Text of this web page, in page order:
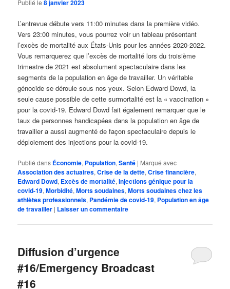
Publié le8 janvier 2023
L’entrevue débute vers 11:00 minutes dans la première vidéo.
Vers 23:00 minutes, vous pourrez voir un tableau présentant
l’excès de mortalité aux États-Unis pour les années 2020-2022.
Vous remarquerez que l’excès de mortalité lors du troisième
trimestre de 2021 est absolument spectaculaire dans les
segments de la population en âge de travailler. Un véritable
génocide se déroule sous nos yeux. Selon Edward Dowd, la
seule cause possible de cette surmortalité est la « vaccination »
pour la covid-19. Edward Dowd fait également remarquer que le
taux de personnes handicapées dans la population en âge de
travailler a aussi augmenté de façon spectaculaire depuis le
déploiement des injections pour la covid-19.
Publié dans Économie, Population,Santé | Marqué avec
Association des actuaires,Crise de la dette,Crise financière,
Edward Dowd, Excès de mortalité,Injections génique pour la
covid-19,Morbidité,Morts soudaines,Morts soudaines chez les
athlètes professionnels, Pandémie de covid-19, Population en âge
de travailler | Laisser un commentaire
Diffusion d’urgence
#16/Emergency Broadcast
#16